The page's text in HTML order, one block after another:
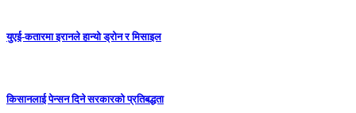
युएई-कतारमा इरानले हान्यो ड्रोन र मिसाइल
किसानलाई पेन्सन दिने सरकारको प्रतिबद्धता